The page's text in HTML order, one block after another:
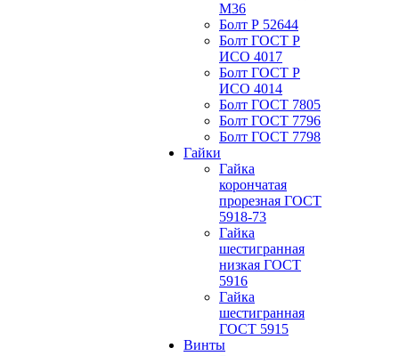
М36
Болт Р 52644
Болт ГОСТ Р
ИСО 4017
Болт ГОСТ Р
ИСО 4014
Болт ГОСТ 7805
Болт ГОСТ 7796
Болт ГОСТ 7798
Гайки
Гайка
корончатая
прорезная ГОСТ
5918-73
Гайка
шестигранная
низкая ГОСТ
5916
Гайка
шестигранная
ГОСТ 5915
Винты